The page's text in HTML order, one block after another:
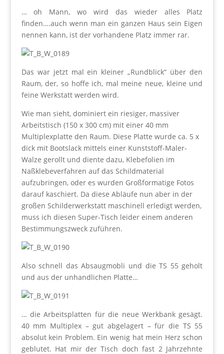
… oh Mann, wo wird das wieder alles Platz
finden….auch wenn man ein ganzen Haus sein Eigen
nennen kann, ist der vorhandene Platz immer rar.
Das war jetzt mal ein kleiner „Rundblick“ über den
Raum, der, so hoffe ich, mal meine neue, kleine und
feine Werkstatt werden wird.
Wie man sieht, dominiert ein riesiger, massiver
Arbeitstisch (150 x 300 cm) mit einer 40 mm
Multiplexplatte den Raum. Diese Platte wurde ca. 5 x
dick mit Bootslack mittels einer Kunststoff-Maler-
Walze gerollt und diente dazu, Klebefolien im
Naßklebeverfahren auf das Schildmaterial
aufzubringen, oder es wurden Großformatige Fotos
darauf kaschiert. Da diese Abläufe nun aber in der
großen Schilderwerkstatt maschinell erledigt werden,
muss ich diesen Super-Tisch leider einem anderen
Bestimmungszweck zuführen.
Also schnell das Absaugmobli und die TS 55 geholt
und aus der unhandlichen Platte…
… die Arbeitsplatten für die neue Werkbank gesägt.
40 mm Multiplex – gut abgelagert – für die TS 55
absolut kein Problem. Ein wenig hat mein Herz schon
geblutet. Hat mir der Tisch doch fast 2 Jahrzehnte